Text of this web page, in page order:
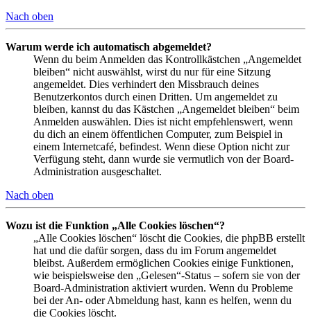
Nach oben
Warum werde ich automatisch abgemeldet?
Wenn du beim Anmelden das Kontrollkästchen „Angemeldet
bleiben“ nicht auswählst, wirst du nur für eine Sitzung
angemeldet. Dies verhindert den Missbrauch deines
Benutzerkontos durch einen Dritten. Um angemeldet zu
bleiben, kannst du das Kästchen „Angemeldet bleiben“ beim
Anmelden auswählen. Dies ist nicht empfehlenswert, wenn
du dich an einem öffentlichen Computer, zum Beispiel in
einem Internetcafé, befindest. Wenn diese Option nicht zur
Verfügung steht, dann wurde sie vermutlich von der Board-
Administration ausgeschaltet.
Nach oben
Wozu ist die Funktion „Alle Cookies löschen“?
„Alle Cookies löschen“ löscht die Cookies, die phpBB erstellt
hat und die dafür sorgen, dass du im Forum angemeldet
bleibst. Außerdem ermöglichen Cookies einige Funktionen,
wie beispielsweise den „Gelesen“-Status – sofern sie von der
Board-Administration aktiviert wurden. Wenn du Probleme
bei der An- oder Abmeldung hast, kann es helfen, wenn du
die Cookies löscht.